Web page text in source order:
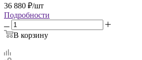
36 880 ₽/шт
Подробности
В корзину